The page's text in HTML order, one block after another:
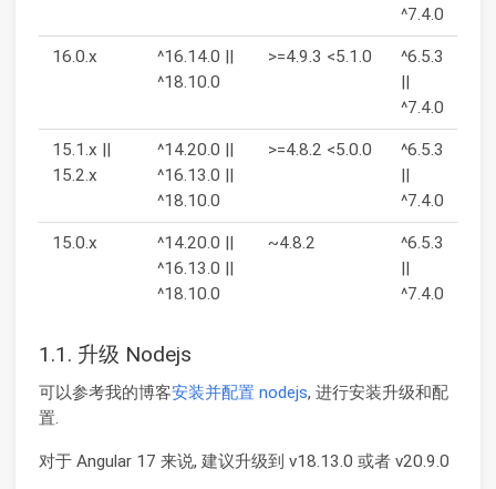
^7.4.0
16.0.x
^16.14.0 ||
^18.10.0
>=4.9.3 <5.1.0
^6.5.3
||
^7.4.0
15.1.x ||
15.2.x
^14.20.0 ||
^16.13.0 ||
^18.10.0
>=4.8.2 <5.0.0
^6.5.3
||
^7.4.0
15.0.x
^14.20.0 ||
^16.13.0 ||
^18.10.0
~4.8.2
^6.5.3
||
^7.4.0
1.1. 升级 Nodejs
可以参考我的博客安装并配置 nodejs, 进行安装升级和配
置.
对于 Angular 17 来说, 建议升级到 v18.13.0 或者 v20.9.0